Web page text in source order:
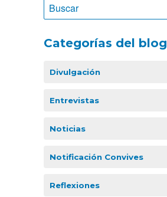
Categorías del blog
Divulgación
Entrevistas
Noticias
Notificación Convives
Reflexiones